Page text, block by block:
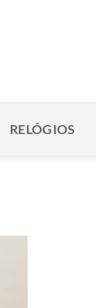
RELÓGIOS